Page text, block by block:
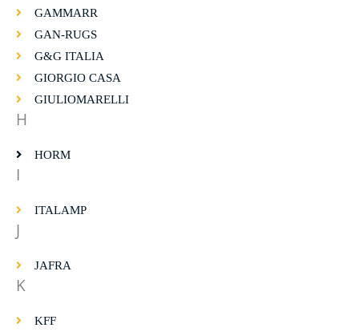
GAMMARR
GAN-RUGS
G&G ITALIA
GIORGIO CASA
GIULIOMARELLI
H
HORM
I
ITALAMP
J
JAFRA
K
KFF